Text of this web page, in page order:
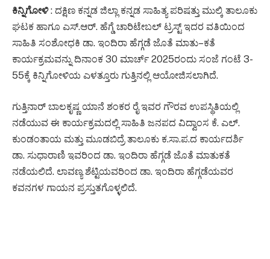
ಕಿನ್ನಿಗೋಳಿ: ದಕ್ಷಿಣ ಕನ್ನಡ ಜಿಲ್ಲಾ ಕನ್ನಡ ಸಾಹಿತ್ಯ ಪರಿಷತ್ತು ಮುಲ್ಕಿ ತಾಲೂಕು
ಘಟಕ ಹಾಗೂ ಎಸ್.ಆರ್. ಹೆಗ್ಡೆ ಚಾರಿಟೇಬಲ್ ಟ್ರಸ್ಟ್ ಇದರ ವತಿಯಿಂದ
ಸಾಹಿತಿ ಸಂಶೋಧಕಿ ಡಾ. ಇಂದಿರಾ ಹೆಗ್ಗಡೆ ಜೊತೆ ಮಾತು–ಕತೆ
ಕಾರ್ಯಕ್ರಮವನ್ನು ದಿನಾಂಕ 30 ಮಾರ್ಚ್ 2025ರಂದು ಸಂಜೆ ಗಂಟೆ 3-
55ಕ್ಕೆ ಕಿನ್ನಿಗೋಳಿಯ ಎಳತ್ತೂರು ಗುತ್ತಿನಲ್ಲಿ ಆಯೋಜಿಸಲಾಗಿದೆ.
ಗುತ್ತಿನಾರ್ ಬಾಲಕೃಷ್ಣ ಯಾನೆ ಶಂಕರ ರೈ ಇವರ ಗೌರವ ಉಪಸ್ಥಿತಿಯಲ್ಲಿ
ನಡೆಯುವ ಈ ಕಾರ್ಯಕ್ರಮದಲ್ಲಿ ಸಾಹಿತಿ ಜನಪದ ವಿದ್ವಾಂಸ ಕೆ. ಎಲ್.
ಕುಂಡಂತಾಯ ಮತ್ತು ಮೂಡಬಿದ್ರೆ ತಾಲೂಕು ಕ.ಸಾ.ಪ.ದ ಕಾರ್ಯದರ್ಶಿ
ಡಾ. ಸುಧಾರಾಣಿ ಇವರಿಂದ ಡಾ. ಇಂದಿರಾ ಹೆಗ್ಗಡೆ ಜೊತೆ ಮಾತುಕತೆ
ನಡೆಯಲಿದೆ. ಲಾವಣ್ಯ ಶೆಟ್ಟಿಯವರಿಂದ ಡಾ. ಇಂದಿರಾ ಹೆಗ್ಗಡೆಯವರ
ಕವನಗಳ ಗಾಯನ ಪ್ರಸ್ತುತಗೊಳ್ಳಲಿದೆ.